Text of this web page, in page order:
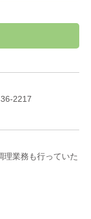
2217
業務も行っていた